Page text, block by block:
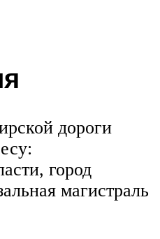
дороги
город
магистраль